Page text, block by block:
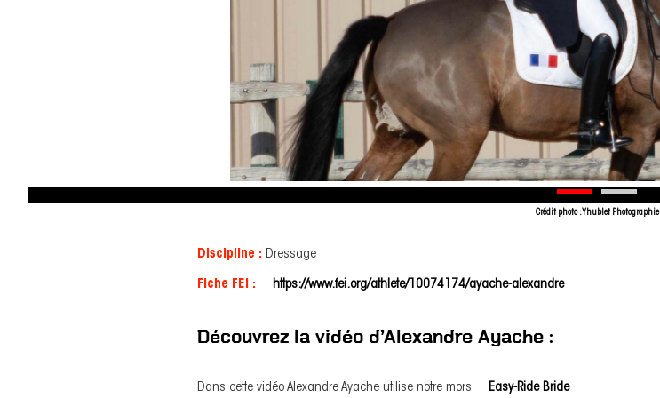
Crédit photo : Yhublet Photographie
Discipline : Dressage
Fiche FEI : https://www.fei.org/athlete/10074174/ayache-alexandre
Découvrez la vidéo d’Alexandre Ayache :
Dans cette vidéo Alexandre Ayache utilise notre mors Easy-Ride Bride